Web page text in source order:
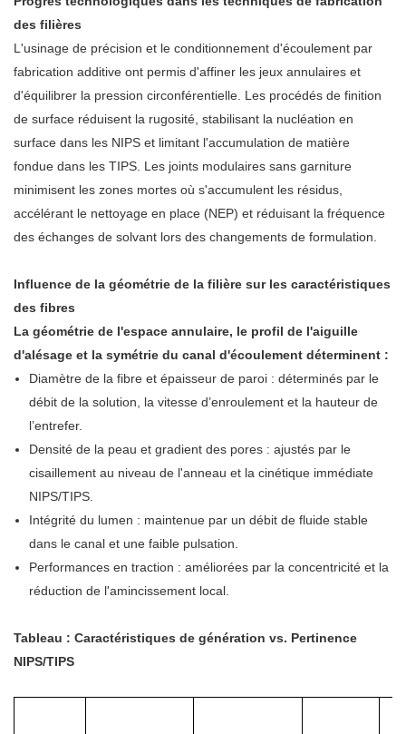
des filières
L'usinage de précision et le conditionnement d'écoulement par
fabrication additive ont permis d'affiner les jeux annulaires et
d'équilibrer la pression circonférentielle. Les procédés de finition
de surface réduisent la rugosité, stabilisant la nucléation en
surface dans les NIPS et limitant l'accumulation de matière
fondue dans les TIPS. Les joints modulaires sans garniture
minimisent les zones mortes où s'accumulent les résidus,
accélérant le nettoyage en place (NEP) et réduisant la fréquence
des échanges de solvant lors des changements de formulation.
Influence de la géométrie de la filière sur les caractéristiques
des fibres
La géométrie de l'espace annulaire, le profil de l'aiguille
d'alésage et la symétrie du canal d'écoulement déterminent :
Diamètre de la fibre et épaisseur de paroi : déterminés par le
débit de la solution, la vitesse d’enroulement et la hauteur de
l’entrefer.
Densité de la peau et gradient des pores : ajustés par le
cisaillement au niveau de l'anneau et la cinétique immédiate
NIPS/TIPS.
Intégrité du lumen : maintenue par un débit de fluide stable
dans le canal et une faible pulsation.
Performances en traction : améliorées par la concentricité et la
réduction de l'amincissement local.
Tableau : Caractéristiques de génération vs. Pertinence
NIPS/TIPS